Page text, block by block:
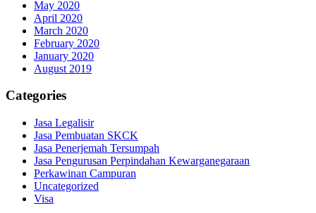
May 2020
April 2020
March 2020
February 2020
January 2020
August 2019
Categories
Jasa Legalisir
Jasa Pembuatan SKCK
Jasa Penerjemah Tersumpah
Jasa Pengurusan Perpindahan Kewarganegaraan
Perkawinan Campuran
Uncategorized
Visa